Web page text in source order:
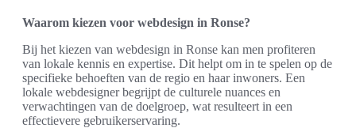
Waarom kiezen voor webdesign in Ronse?
Bij het kiezen van webdesign in Ronse kan men profiteren
van lokale kennis en expertise. Dit helpt om in te spelen op de
specifieke behoeften van de regio en haar inwoners. Een
lokale webdesigner begrijpt de culturele nuances en
verwachtingen van de doelgroep, wat resulteert in een
effectievere gebruikerservaring.